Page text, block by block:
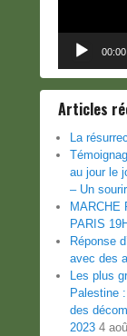
00:00
Articles
La
au jour le
– Un
MARCHE
PARIS
Réponse
avec des
Les plus
Palestine
des
2023 4